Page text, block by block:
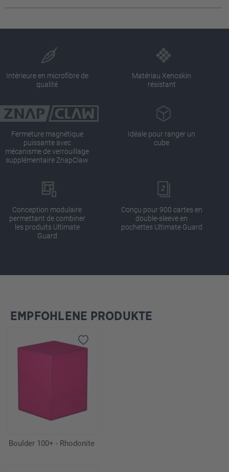
Intérieure en microfibre de
qualité
Matériau Xenoskin
résistant
Fermeture magnétique
puissante avec
mécanisme de verrouillage
supplémentaire ZnapClaw
Idéale pour ranger un
cube
Conception modulaire
permettant de combiner
les produits Ultimate
Guard
Conçu pour 900 cartes en
double-sleeve en
pochettes Ultimate Guard
Ignorer la galerie de produits
EMPFOHLENE PRODUKTE
Boulder 100+ - Rhodonite